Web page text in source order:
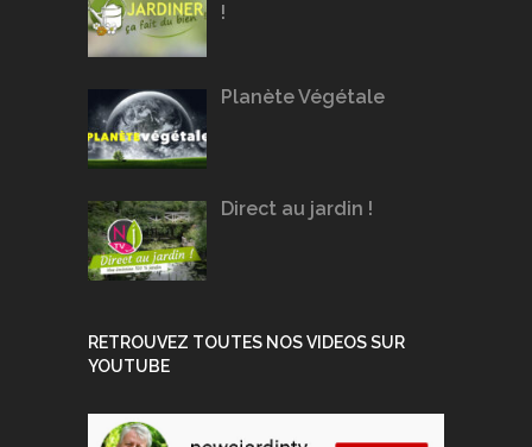
!
Planète Végétale
Direct au jardin !
RETROUVEZ TOUTES NOS VIDEOS SUR
YOUTUBE